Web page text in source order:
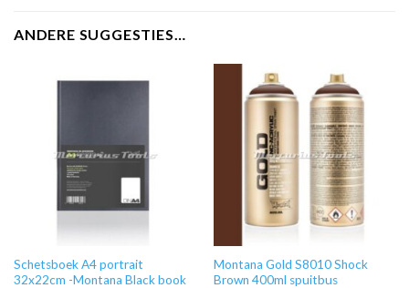
ANDERE SUGGESTIES…
Schetsboek A4 portrait
32x22cm -Montana Black book
Montana Gold S8010 Shock
Brown 400ml spuitbus